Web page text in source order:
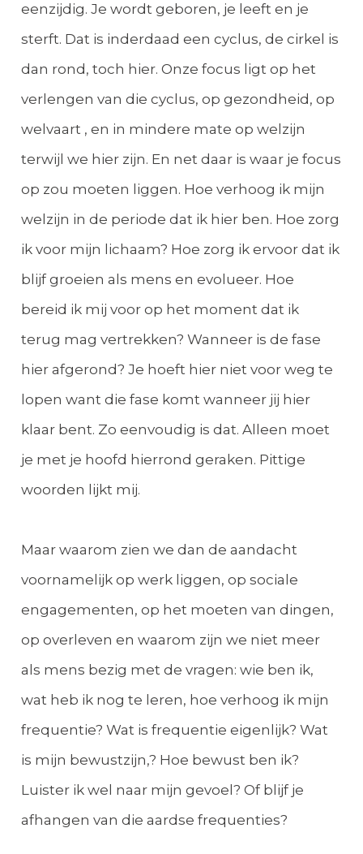
eenzijdig. Je wordt geboren, je leeft en je
sterft. Dat is inderdaad een cyclus, de cirkel is
dan rond, toch hier. Onze focus ligt op het
verlengen van die cyclus, op gezondheid, op
welvaart , en in mindere mate op welzijn
terwijl we hier zijn. En net daar is waar je focus
op zou moeten liggen. Hoe verhoog ik mijn
welzijn in de periode dat ik hier ben. Hoe zorg
ik voor mijn lichaam? Hoe zorg ik ervoor dat ik
blijf groeien als mens en evolueer. Hoe
bereid ik mij voor op het moment dat ik
terug mag vertrekken? Wanneer is de fase
hier afgerond? Je hoeft hier niet voor weg te
lopen want die fase komt wanneer jij hier
klaar bent. Zo eenvoudig is dat. Alleen moet
je met je hoofd hierrond geraken. Pittige
woorden lijkt mij.
Maar waarom zien we dan de aandacht
voornamelijk op werk liggen, op sociale
engagementen, op het moeten van dingen,
op overleven en waarom zijn we niet meer
als mens bezig met de vragen: wie ben ik,
wat heb ik nog te leren, hoe verhoog ik mijn
frequentie? Wat is frequentie eigenlijk? Wat
is mijn bewustzijn,? Hoe bewust ben ik?
Luister ik wel naar mijn gevoel? Of blijf je
afhangen van die aardse frequenties?